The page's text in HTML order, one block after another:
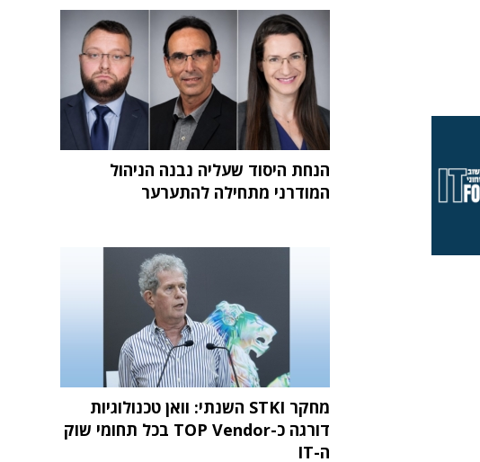
הנחת היסוד שעליה נבנה הניהול
המודרני מתחילה להתערער
מחקר STKI השנתי: וואן טכנולוגיות
דורגה כ-TOP Vendor בכל תחומי שוק
ה-IT